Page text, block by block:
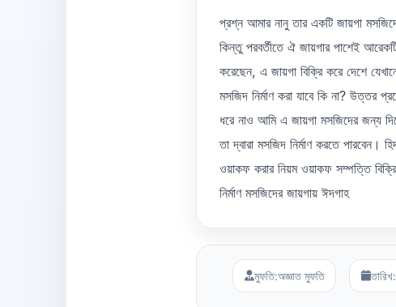
প্রশ্ন আমার নানু তার একটি জায়গা
কিন্তু পরবর্তীতে ঐ জায়গার পাশেই
করেছেন, এ জায়গা বিক্রি করে দেশে
মসজিদ নির্মাণ করা যাবে কি না? উত্তর
ধরে নাও আমি এ জায়গা মসজিদের জন্য
তা দ্বারা মসজিদ নির্মাণ করতে
ওয়াকফ করার নিয়ম ওয়াকফ সম্পত্তি
নির্মাণ মসজিদের জায়গায় ঈদগাহ
মুফতি:অজ্ঞাত মুফতি তারিখ: